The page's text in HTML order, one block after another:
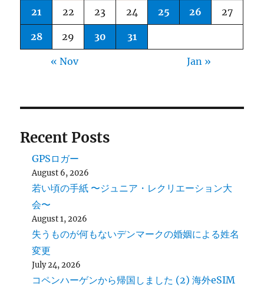
21 22 23 24 25 26 27
28 29 30 31
« Nov Jan »
Recent Posts
GPSロガー
August 6, 2026
若い頃の手紙 〜ジュニア・レクリエーション大
会〜
August 1, 2026
失うものが何もないデンマークの婚姻による姓名
変更
July 24, 2026
コペンハーゲンから帰国しました (2) 海外eSIM